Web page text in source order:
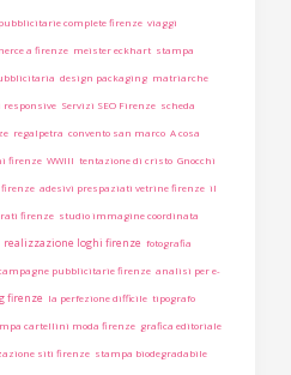
complete firenze viaggi
a firenze meister eckhart stampa
design packaging matriarche
Servizi SEO Firenze scheda
regalpetra convento san marco A cosa
firenze WWIII tentazione di cristo Gnocchi
adesivi prespaziati vetrine firenze il
firenze studio immagine coordinata
realizzazione loghi firenze fotografia
pubblicitarie firenze analisi per e-
firenze la perfezione difficile tipografo
cartellini moda firenze grafica editoriale
siti firenze stampa biodegradabile